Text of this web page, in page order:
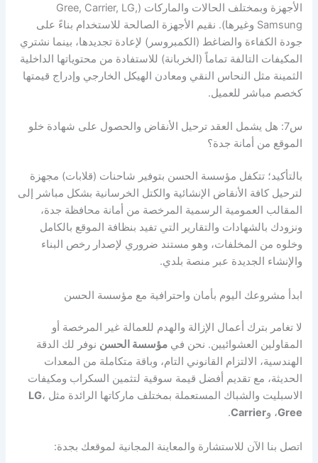
الأجهزة وبمختلف الحالات والماركات (Gree, Carrier, LG,
Samsung وغيرها). نقيم الأجهزة الصالحة للاستخدام بناءً على
جودة الكفاءة والضاغط (الكمبروسر) لإعادة تجديدها، بينما نشتري
المكيفات التالفة تماماً (الخربانة) للاستفادة من محتوياتها الداخلية
الثمينة مثل النحاس النقي ومعادن الهيكل الخارجي وإدراج قيمتها
كخصم مباشر للعميل.
س7: هل يشمل العقد ترحيل الأنقاض والحصول على شهادة خلو
الموقع من أمانة جدة؟
بالتأكيد؛ تتكفل مؤسسة الحسن بتوفير شاحنات (قلابات) مجهزة
لترحيل كافة الأنقاض الإنشائية والكتل الخرسانية بشكل مباشر إلى
المقالب العمومية الرسمية المرخصة من أمانة محافظة جدة،
ونزودك بالشهادات والتقارير التي تفيد بنظافة الموقع بالكامل
وخلوه من المخلفات، وهو مستند ضروري لإصدار رخص البناء
والإنشاء الجديدة عبر منصة بلدي.
ابدأ مشروعك اليوم بأمان واحترافية مع مؤسسة الحسن
لا تغامر بترك أعمال الإزالة والهدم للعمالة غير المرخصة أو
المقاولين العشوائيين. نحن فيمؤسسة الحسن نوفر لك الدقة
الهندسية، الالتزام القانوني التام، وباقة متكاملة من المعدات
الحديثة، مع تقديم أفضل قيمة سوقية لتثمين السكراب ومكيفات
الاسبليت والشباك المستعملة بمختلف ماركاتها الرائدة مثل LG،
Gree، وCarrier
.
اتصل بنا الآن للاستشارة والمعاينة المجانية لموقعك بجدة: